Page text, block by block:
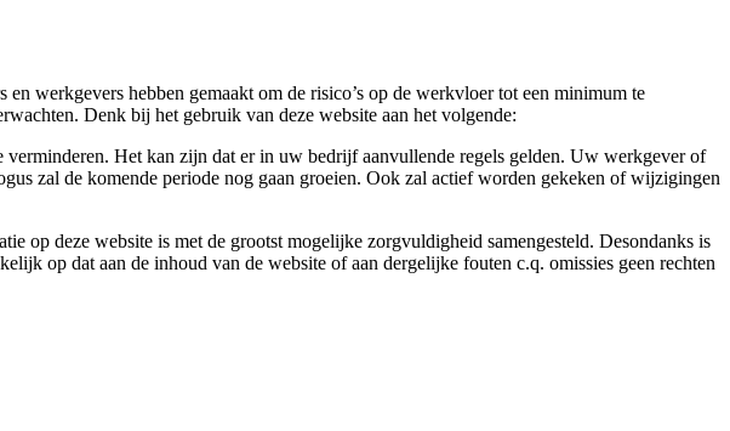
werkgevers hebben gemaakt om de risico’s op de werkvloer tot een minimum te
Denk bij het gebruik van deze website aan het volgende:
verminderen. Het kan zijn dat er in uw bedrijf aanvullende regels gelden. Uw werkgever of
zal de komende periode nog gaan groeien. Ook zal actief worden gekeken of wijzigingen
op deze website is met de grootst mogelijke zorgvuldigheid samengesteld. Desondanks is
op dat aan de inhoud van de website of aan dergelijke fouten c.q. omissies geen rechten